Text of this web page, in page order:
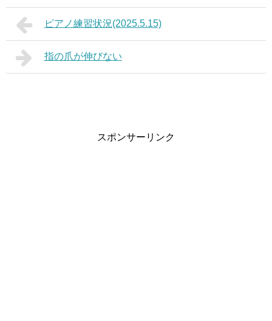
ピアノ練習状況(2025.5.15)
指の爪が伸びない
スポンサーリンク